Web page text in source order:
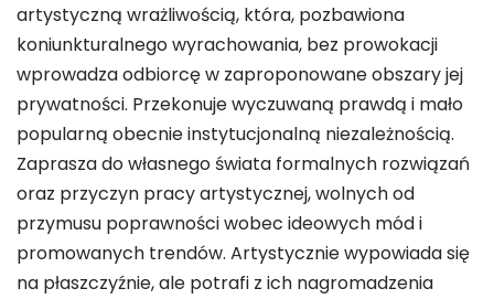
artystyczną wrażliwością, która, pozbawiona
koniunkturalnego wyrachowania, bez prowokacji
wprowadza odbiorcę w zaproponowane obszary jej
prywatności. Przekonuje wyczuwaną prawdą i mało
popularną obecnie instytucjonalną niezależnością.
Zaprasza do własnego świata formalnych rozwiązań
oraz przyczyn pracy artystycznej, wolnych od
przymusu poprawności wobec ideowych mód i
promowanych trendów. Artystycznie wypowiada się
na płaszczyźnie, ale potrafi z ich nagromadzenia